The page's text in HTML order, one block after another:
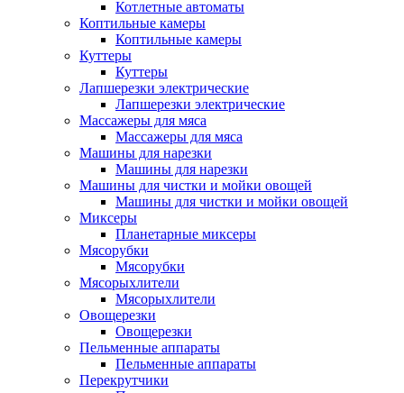
Котлетные автоматы
Коптильные камеры
Коптильные камеры
Куттеры
Куттеры
Лапшерезки электрические
Лапшерезки электрические
Массажеры для мяса
Массажеры для мяса
Машины для нарезки
Машины для нарезки
Машины для чистки и мойки овощей
Машины для чистки и мойки овощей
Миксеры
Планетарные миксеры
Мясорубки
Мясорубки
Мясорыхлители
Мясорыхлители
Овощерезки
Овощерезки
Пельменные аппараты
Пельменные аппараты
Перекрутчики